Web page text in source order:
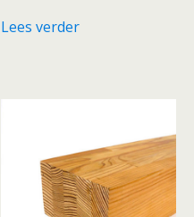
Lees verder